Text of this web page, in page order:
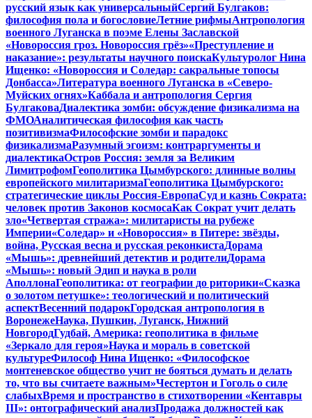
русский язык как универсальныйСергий Булгаков:
философия пола и богословиеЛетние рифмыАнтропология
военного Луганска в поэме Елены Заславской
«Новороссия гроз. Новороссия грёз»«Преступление и
наказание»: результаты научного поискаКультуролог Нина
Ищенко: «Новороссия и Соледар: сакральные топосы
Донбасса»Литература военного Луганска в «Северо-
Муйских огнях»Каббала и антропология Сергия
БулгаковаДиалектика зомби: обсуждение физикализма на
ФМОАналитическая философия как часть
позитивизмаФилософские зомби и парадокс
физикализмаРазумный эгоизм: контраргументы и
диалектикаОстров Россия: земля за Великим
ЛимитрофомГеополитика Цымбурского: длинные волны
европейского милитаризмаГеополитика Цымбурского:
стратегические циклы Россия-ЕвропаСуд и казнь Сократа:
человек против Законов космосаКак Сократ учит делать
зло«Четвертая стража»: милитаристы на рубеже
Империи«Соледар» и «Новороссия» в Питере: звёзды,
война, Русская весна и русская реконкистаДорама
«Мышь»: древнейший детектив и родителиДорама
«Мышь»: новый Эдип и наука в роли
АполлонаГеополитика: от географии до риторики«Сказка
о золотом петушке»: теологический и политический
аспектВесенний подарокГородская антропология в
ВоронежеНаука, Пушкин, Луганск, Нижний
НовгородГудбай, Америка: геополитика в фильме
«Зеркало для героя»Наука и мораль в советской
культуреФилософ Нина Ищенко: «Философское
монтеневское общество учит не бояться думать и делать
то, что вы считаете важным»Честертон и Гоголь о силе
слабыхВремя и пространство в стихотворении «Кентавры
III»: онтографический анализПродажа должностей как